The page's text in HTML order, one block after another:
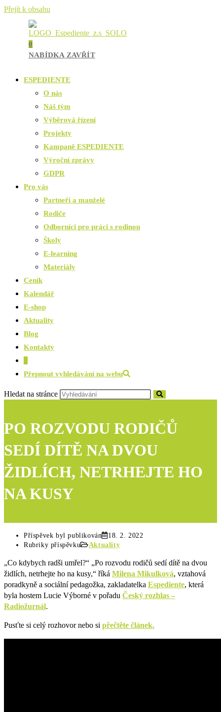
Přejít k obsahu
0
NABÍDKA ZAVŘÍT
ESPEDIENTE
O nás
Náš tým
Výběrová řízení
Projekty
Kampaně ESPEDIENTE
Výroční zprávy
GDPR
Pro vás
Partneři a manželé
Rodiče
Odborníci pro práci s rodinou
Školy
E-learning
Materiály
Ceník
Kalendář
E-shop
Aktuality
Blog
Kontakty
Přepnout vyhledávání na webu
Hledat na stránce
PO ROZVODU RODIČŮ
SEDÍ DÍTĚ NA DVOU
ŽIDLÍCH, NETRHEJTE HO
NA KUSY
Příspěvek byl publikován
18. 2. 2022
Rubriky příspěvku
Aktuality
„Co kdybych radši umřel?“ „Po rozvodu rodičů sedí dítě na dvou
židlích, netrhejte ho na kusy,“ říká Milena Mikulková, vztahová
poradkyně a sociální pedagožka, zakladatelka Espediente, která
byla hostem Lucie Výborné v pořadu Český rozhlas –
Radiožurnál.
Pusťte si celý rozhovor nebo si přečtěte článek.